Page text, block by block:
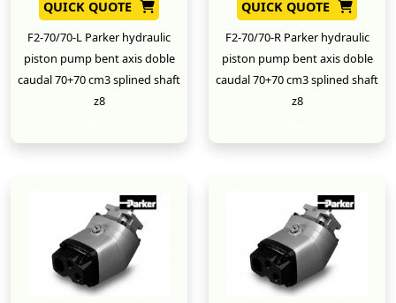
QUICK QUOTE
F2-70/70-L Parker hydraulic
piston pump bent axis doble
caudal 70+70 cm3 splined shaft
z8
QUICK QUOTE
F2-70/70-R Parker hydraulic
piston pump bent axis doble
caudal 70+70 cm3 splined shaft
z8